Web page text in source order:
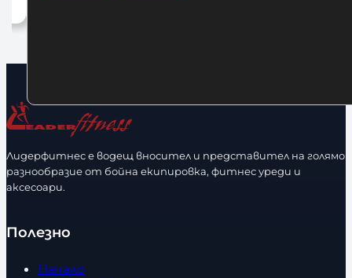
Лидерфитнес е водещ вносител и представител на голямо
разнообразие от бойна екипировка, фитнес уреди и
аксесоари.
Полезно
Начало